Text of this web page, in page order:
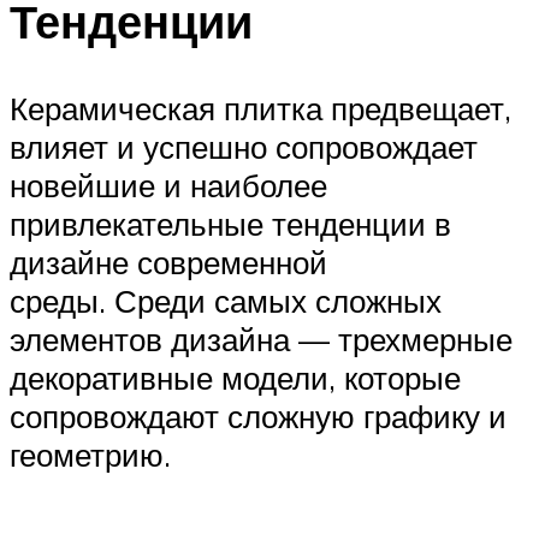
Тенденции
Керамическая плитка предвещает,
влияет и успешно сопровождает
новейшие и наиболее
привлекательные тенденции в
дизайне современной
среды. Среди самых сложных
элементов дизайна — трехмерные
декоративные модели, которые
сопровождают сложную графику и
геометрию.